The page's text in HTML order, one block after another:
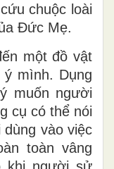
chuộc loài
Đức Mẹ.
một đồ vật
mình. Dụng
muốn người
cụ có thể nói
vào việc
toàn vâng
khi người sử